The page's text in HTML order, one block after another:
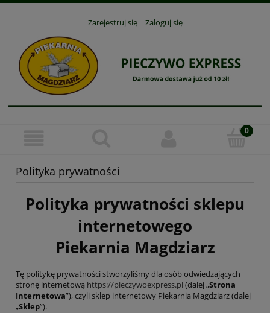
Zarejestruj się Zaloguj się
Polityka prywatności
Polityka prywatności sklepu
internetowego
Piekarnia Magdziarz
Tę politykę prywatności stworzyliśmy dla osób odwiedzających
stronę internetową https://pieczywoexpress.pl (dalej „Strona
Internetowa”), czyli sklep internetowy Piekarnia Magdziarz (dalej
„Sklep”).